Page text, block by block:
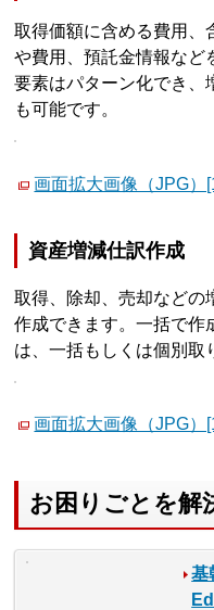
取得価額に含める費用、
や費用、預託金情報など
要素はパターン化でき、
も可能です。
画面拡大画像（JPG）
資産増減仕訳作成
取得、除却、売却などの
作成できます。一括で作
は、一括もしくは個別取
画面拡大画像（JPG）
お困りごとを解
基